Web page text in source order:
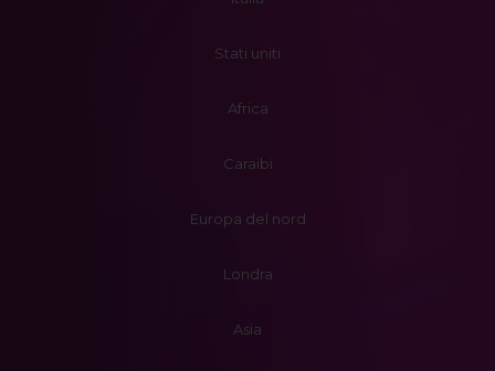
Stati uniti
Africa
Caraibi
Europa del nord
Londra
Asia